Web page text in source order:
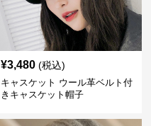
¥3,480 (税込)
キャスケット ウール革ベルト付
きキャスケット帽子